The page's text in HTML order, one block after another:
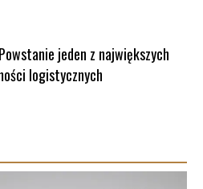
jeden z największych
logistycznych